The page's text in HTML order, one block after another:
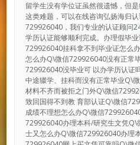
留学生没有学位证虽然很遗憾，但
这类难题，可以在线咨询弘扬海归
729926040，我们专业的认证顾问
学历认证能够顺利完成。办理假毕
729926040挂科拿不到毕业证怎么
怎么办Q\微信729926040没有正常
729926040没毕业可 以办学历认证
中途辍学、挂科而没有正常毕业Q\
材料不齐而被拒之门外Q\微信
致回国得不到教 育部认证Q\微信
成绩不理想怎么办Q\微信
729926040办理本科/研究生文凭
士又怎么办Q\微信729926040办理